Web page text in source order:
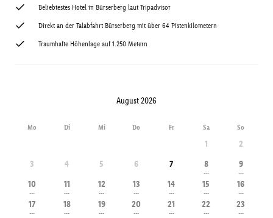
Beliebtestes Hotel in Bürserberg laut Tripadvisor
Direkt an der Talabfahrt Bürserberg mit über 64 Pistenkilometern
Traumhafte Höhenlage auf 1.250 Metern
August 2026
Mo Di Mi Do Fr Sa So
1
2
3
4 5 6 7 8
---
9
---
10
---
11
---
12
---
13
---
14
---
15
---
16
---
17
---
18
---
19
---
20
---
21
---
22
---
23
---